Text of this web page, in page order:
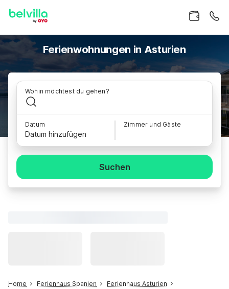
Ferienwohnungen in Asturien
Wohin möchtest du gehen?
Datum
Datum hinzufügen
Zimmer und Gäste
Suchen
Home Ferienhaus Spanien
Ferienhaus Asturien